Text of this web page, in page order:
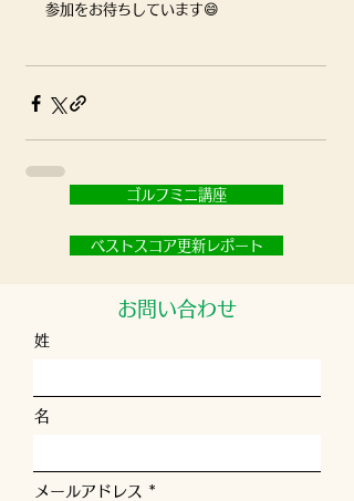
参加をお待ちしています😄
ゴルフミニ講座
ベストスコア更新レポート
お問い合わせ
姓
名
メールアドレス